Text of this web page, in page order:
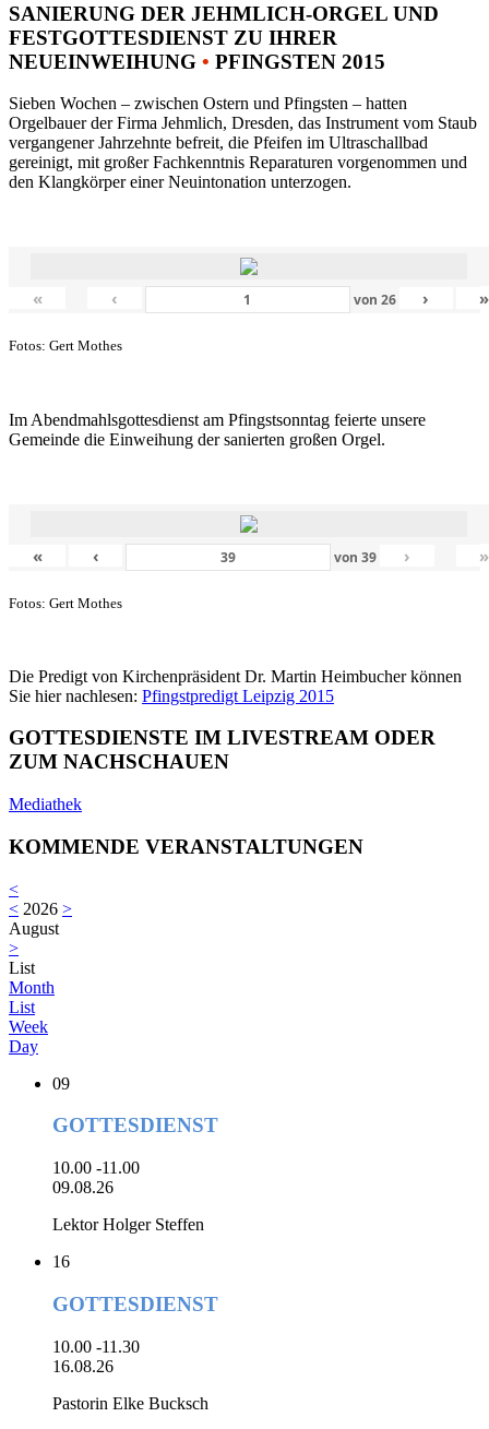
SANIERUNG DER JEHMLICH-ORGEL UND
FESTGOTTESDIENST ZU IHRER
NEUEINWEIHUNG • PFINGSTEN 2015
Sieben Wochen – zwischen Ostern und Pfingsten – hatten
Orgelbauer der Firma Jehmlich, Dresden, das Instrument vom Staub
vergangener Jahrzehnte befreit, die Pfeifen im Ultraschallbad
gereinigt, mit großer Fachkenntnis Reparaturen vorgenommen und
den Klangkörper einer Neuintonation unterzogen.
« ‹ von 26 › »
Fotos: Gert Mothes
Im Abendmahlsgottesdienst am Pfingstsonntag feierte unsere
Gemeinde die Einweihung der sanierten großen Orgel.
« ‹ von39 › »
Fotos: Gert Mothes
Die Predigt von Kirchenpräsident Dr. Martin Heimbucher können
Sie hier nachlesen: Pfingstpredigt Leipzig 2015
GOTTESDIENSTE IM LIVESTREAM ODER
ZUM NACHSCHAUEN
Mediathek
KOMMENDE VERANSTALTUNGEN
<
< 2026 >
August
>
List
Month
List
Week
Day
09
GOTTESDIENST
10.00 -11.00
09.08.26
Lektor Holger Steffen
16
GOTTESDIENST
10.00 -11.30
16.08.26
Pastorin Elke Bucksch